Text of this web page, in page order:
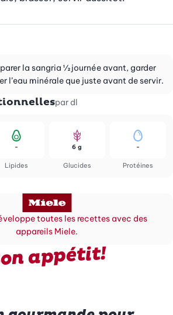
la sangria ½ journée avant, garder
l’eau minérale que juste avant de servir.
par dl
Lipides
-
Glucides
6 g
Protéines
-
toutes les recettes avec des
appareils Miele.
appétit!